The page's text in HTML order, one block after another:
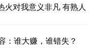
火对我意义非凡 有熟人
：谁大赚，谁错失？